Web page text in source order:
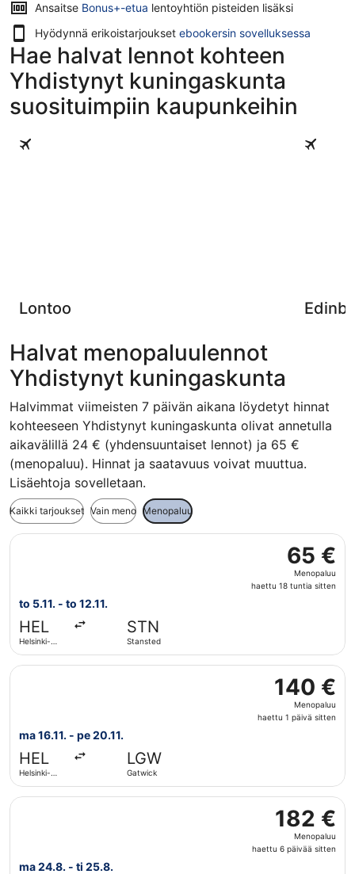
Ansaitse Bonus+-etua lentoyhtiön pisteiden lisäksi
Hyödynnä erikoistarjoukset ebookersin sovelluksessa
Hae halvat lennot kohteen
Yhdistynyt kuningaskunta
suosituimpiin kaupunkeihin
Lontoo
Lontoo Edinburgh
Halvat menopaluulennot
Yhdistynyt kuningaskunta
Halvimmat viimeisten 7 päivän aikana löydetyt hinnat
kohteeseen Yhdistynyt kuningaskunta olivat annetulla
aikavälillä 24 € (yhdensuuntaiset lennot) ja 65 €
(menopaluu). Hinnat ja saatavuus voivat muuttua.
Lisäehtoja sovelletaan.
Kaikki tarjoukset Vain meno Menopaluu
65 €
Menopaluu,
haettu
65 €
Menopaluu
haettu 18 tuntia sitten
to 5.11. - to 12.11.
HEL
Helsinki-
STN
Stansted
Valitse lentoyhtiön Ryanair lento, lähtö to 5.11.
140 €
Menopaluu,
haettu
140 €
Menopaluu
haettu 1 päivä sitten
ma 16.11. - pe 20.11.
HEL
Helsinki-
LGW
Gatwick
Valitse lentoyhtiön Norwegian Air Sweden lento, lähtö
182 €
Menopaluu,
haettu
182 €
Menopaluu
haettu 6 päivää sitten
ma 24.8. - ti 25.8.
Valitse lentoyhtiön Lufthansa lento, lähtö ma 24.8.